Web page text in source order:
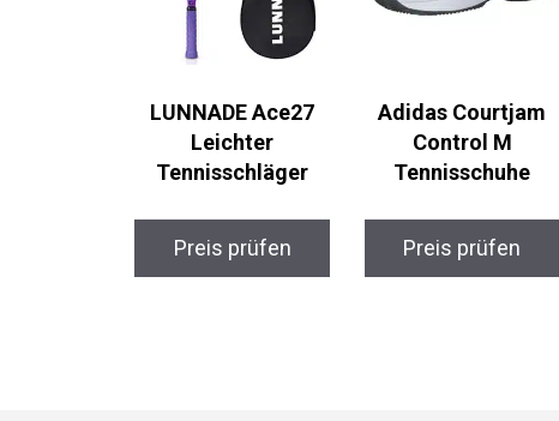
LUNNADE Ace27
Adidas Courtjam